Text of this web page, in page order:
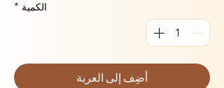
الكمية *
أضِف إلى العربة